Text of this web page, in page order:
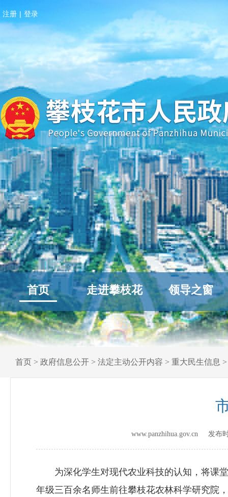
注册 | 登录
首页 走进攀枝花 领导之窗
首页 > 政府信息公开 > 法定主动公开内容 > 重大民生信息
www.panzhihua.gov.cn 发布
为深化学生对现代农业科技的认知，将课堂
年级三百余名师生前往攀枝花农林科学研究院